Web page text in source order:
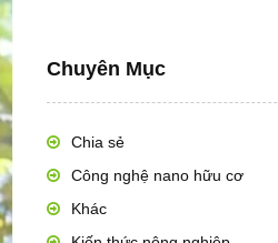
Chuyên Mục
Chia sẻ
Công nghệ nano hữu cơ
Khác